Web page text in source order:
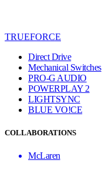
TRUEFORCE
Direct Drive
Mechanical Switches
PRO-G AUDIO
POWERPLAY 2
LIGHTSYNC
BLUE VO!CE
COLLABORATIONS
McLaren